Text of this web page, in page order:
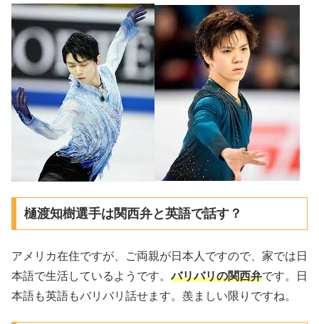
樋渡知樹選手は関西弁と英語で話す？
アメリカ在住ですが、ご両親が日本人ですので、家では日
本語で生活しているようです。バリバリの関西弁です。日
本語も英語もバリバリ話せます。羨ましい限りですね。